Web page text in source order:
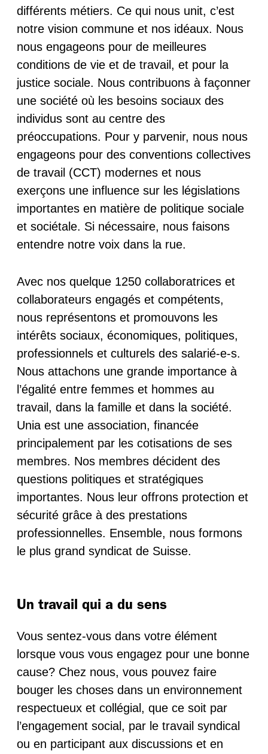
différents métiers. Ce qui nous unit, c’est
notre vision commune et nos idéaux. Nous
nous engageons pour de meilleures
conditions de vie et de travail, et pour la
justice sociale. Nous contribuons à façonner
une société où les besoins sociaux des
individus sont au centre des
préoccupations. Pour y parvenir, nous nous
engageons pour des conventions collectives
de travail (CCT) modernes et nous
exerçons une influence sur les législations
importantes en matière de politique sociale
et sociétale. Si nécessaire, nous faisons
entendre notre voix dans la rue.
Avec nos quelque 1250 collaboratrices et
collaborateurs engagés et compétents,
nous représentons et promouvons les
intérêts sociaux, économiques, politiques,
professionnels et culturels des salarié-e-s.
Nous attachons une grande importance à
l’égalité entre femmes et hommes au
travail, dans la famille et dans la société.
Unia est une association, financée
principalement par les cotisations de ses
membres. Nos membres décident des
questions politiques et stratégiques
importantes. Nous leur offrons protection et
sécurité grâce à des prestations
professionnelles. Ensemble, nous formons
le plus grand syndicat de Suisse.
Un travail qui a du sens
Vous sentez-vous dans votre élément
lorsque vous vous engagez pour une bonne
cause? Chez nous, vous pouvez faire
bouger les choses dans un environnement
respectueux et collégial, que ce soit par
l’engagement social, par le travail syndical
ou en participant aux discussions et en